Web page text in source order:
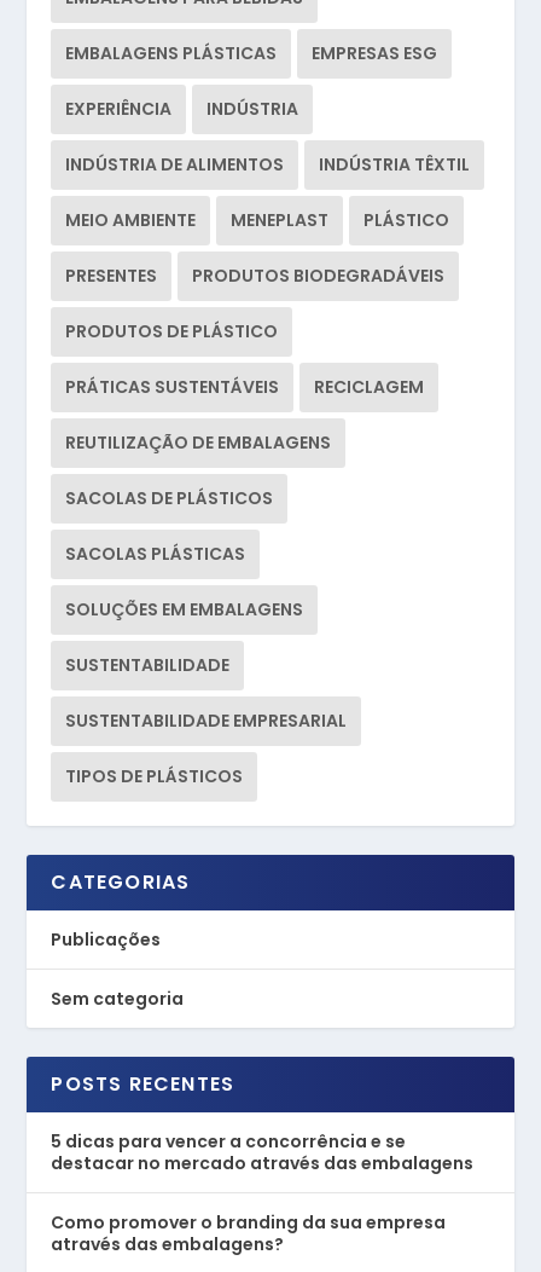
EMBALAGENS PLÁSTICAS EMPRESAS ESG
EXPERIÊNCIA INDÚSTRIA
INDÚSTRIA DE ALIMENTOS INDÚSTRIA TÊXTIL
MEIO AMBIENTE MENEPLAST PLÁSTICO
PRESENTES PRODUTOS BIODEGRADÁVEIS
PRODUTOS DE PLÁSTICO
PRÁTICAS SUSTENTÁVEIS RECICLAGEM
REUTILIZAÇÃO DE EMBALAGENS
SACOLAS DE PLÁSTICOS
SACOLAS PLÁSTICAS
SOLUÇÕES EM EMBALAGENS
SUSTENTABILIDADE
SUSTENTABILIDADE EMPRESARIAL
TIPOS DE PLÁSTICOS
CATEGORIAS
Publicações
Sem categoria
POSTS RECENTES
5 dicas para vencer a concorrência e se
destacar no mercado através das embalagens
Como promover o branding da sua empresa
através das embalagens?